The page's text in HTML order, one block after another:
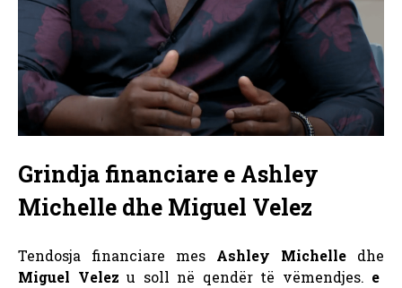
Grindja financiare e Ashley
Michelle dhe Miguel Velez
Tendosja financiare mes Ashley Michelle dhe
Miguel Velez u soll në qendër të vëmendjes. e